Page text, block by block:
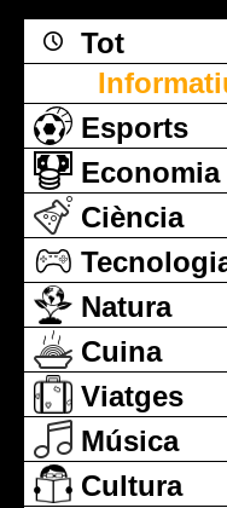
Tot
Esports
Economia
Ciència
Natura
Cuina
Viatges
Música
Cultura